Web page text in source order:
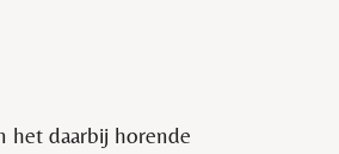
het daarbij horende